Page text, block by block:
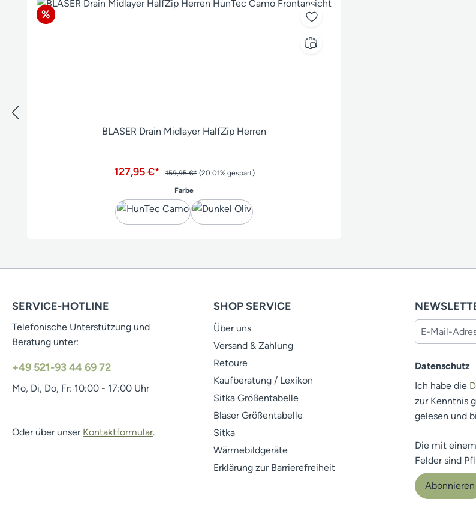
Rabatt
%
BLASER Drain Midlayer HalfZip Herren
127,95 €* 159,95 €* (20.01% gespart)
Farbeauswählen
SERVICE-HOTLINE
Telefonische Unterstützung und
Beratung unter:
+49 521-93 44 69 72
Mo, Di, Do, Fr: 10:00 - 17:00 Uhr
Oder über unser Kontaktformular.
SHOP SERVICE
Über uns
Versand & Zahlung
Retoure
Kaufberatung / Lexikon
Sitka Größentabelle
Blaser Größentabelle
Sitka
Wärmebildgeräte
Erklärung zur Barrierefreiheit
Datenschutz
Ich habe die
zur Kenntnis
gelesen und
Die mit
Felder sind
Abonnieren